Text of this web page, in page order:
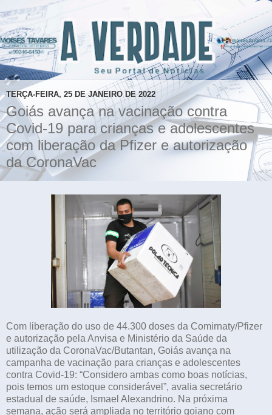
TERÇA-FEIRA, 25 DE JANEIRO DE 2022
Goiás avança na vacinação contra
Covid-19 para crianças e adolescentes
com liberação da Pfizer e autorização
da CoronaVac
Com liberação do uso de 44.300 doses da Comirnaty/Pfizer
e autorização pela Anvisa e Ministério da Saúde da
utilização da CoronaVac/Butantan, Goiás avança na
campanha de vacinação para crianças e adolescentes
contra Covid-19: “Considero ambas como boas notícias,
pois temos um estoque considerável”, avalia secretário
estadual de saúde, Ismael Alexandrino. Na próxima
semana, ação será ampliada no território goiano com